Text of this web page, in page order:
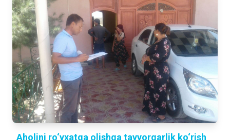
Aholini ro‘yxatga olishga tayyorgarlik ko‘rish